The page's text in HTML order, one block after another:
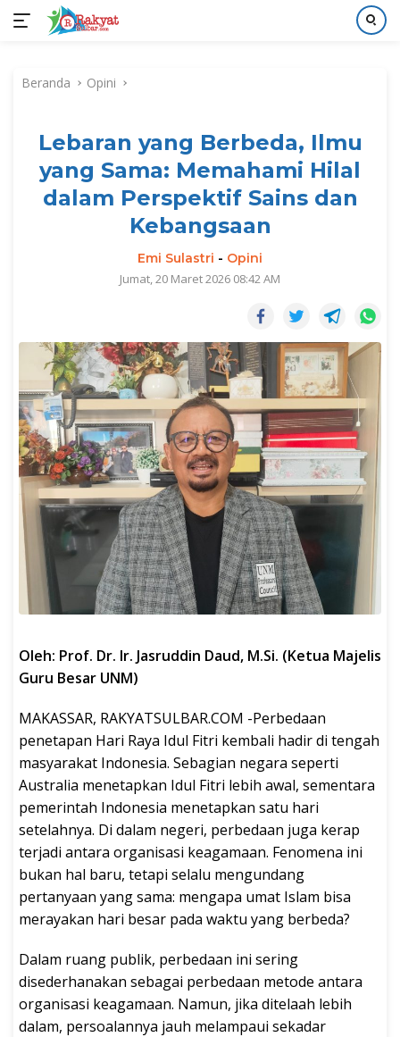
kontenBeranda Opini
Lebaran yang Berbeda, Ilmu
yang Sama: Memahami Hilal
dalam Perspektif Sains dan
Kebangsaan
Emi Sulastri - Opini
Jumat, 20 Maret 2026 08:42 AM
Oleh: Prof. Dr. Ir. Jasruddin Daud, M.Si. (Ketua Majelis
Guru Besar UNM)
MAKASSAR, RAKYATSULBAR.COM -Perbedaan
penetapan Hari Raya Idul Fitri kembali hadir di tengah
masyarakat Indonesia. Sebagian negara seperti
Australia menetapkan Idul Fitri lebih awal, sementara
pemerintah Indonesia menetapkan satu hari
setelahnya. Di dalam negeri, perbedaan juga kerap
terjadi antara organisasi keagamaan. Fenomena ini
bukan hal baru, tetapi selalu mengundang
pertanyaan yang sama: mengapa umat Islam bisa
merayakan hari besar pada waktu yang berbeda?
Dalam ruang publik, perbedaan ini sering
disederhanakan sebagai perbedaan metode antara
organisasi keagamaan. Namun, jika ditelaah lebih
dalam, persoalannya jauh melampaui sekadar